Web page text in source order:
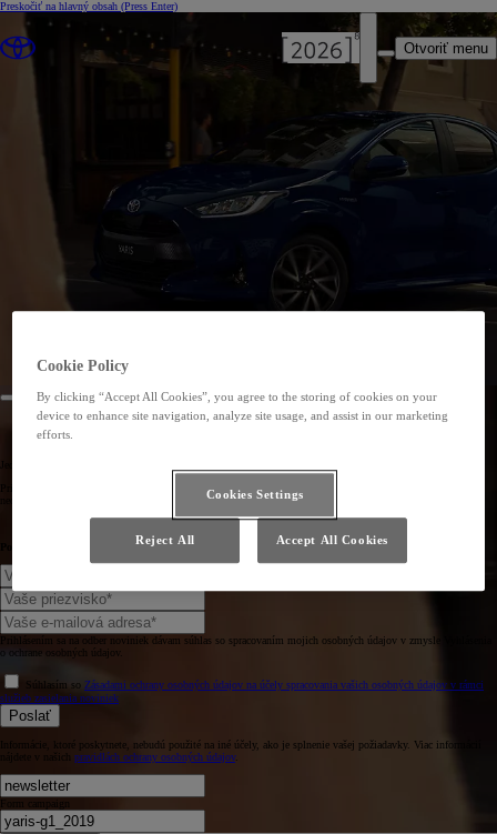
Preskočiť na hlavný obsah (Press Enter)
Otvoriť menu
Jednoduchosť je nový trend.
Prihláste sa k získaniu najnovších informácií o Toyote Yaris a buďte prvý, kto sa dozvie viac o tomto
Prihlásením sa na odber noviniek dávam súhlas so spracovaním mojich osobných údajov v zmysle Vyhlásenia
o ochrane osobných údajov.
Súhlasím so Zásadami ochrany osobných údajov na účely spracovania vašich osobných údajov v rámci
služieb zasielania noviniek
Poslať
Informácie, ktoré poskytnete, nebudú použité na iné účely, ako je splnenie vašej požiadavky. Viac informácií
nájdete v našich pravidlách ochrany osobných údajov.
Form campaign
Cookie Policy
By clicking “Accept All Cookies”, you agree to the storing of cookies on your
device to enhance site navigation, analyze site usage, and assist in our marketing
efforts.
Cookies Settings
Reject All Accept All Cookies